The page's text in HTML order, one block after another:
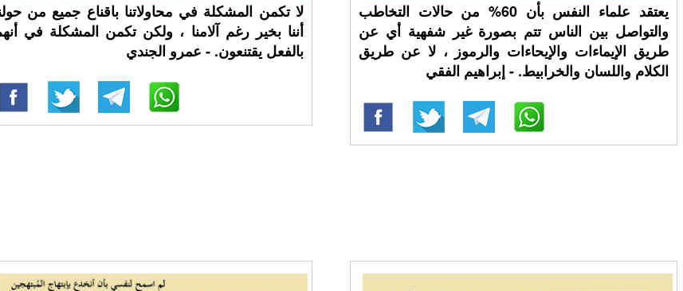
لا تكمن المشكلة في محاولاتنا باقناع جميع من
أننا بخير رغم آلامنا ، ولكن تكمن المشكلة في
بالفعل يقتنعون. - عمرو الجندي
يعتقد علماء النفس بأن 60% من حالات التخاطب
والتواصل بين الناس تتم بصورة غير شفهية أي عن
طريق الإيماءات والإيحاءات والرموز ، لا عن طريق
الكلام واللسان والخرابيط. - إبراهيم الفقي